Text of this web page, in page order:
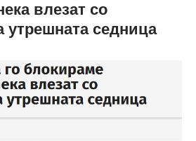
влезат со
утрешната седница